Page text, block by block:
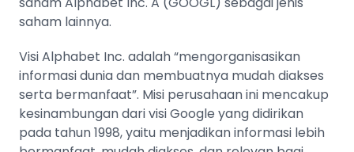
saham lainnya.
Visi Alphabet Inc. adalah “mengorganisasikan
informasi dunia dan membuatnya mudah diakses
serta bermanfaat”. Misi perusahaan ini mencakup
kesinambungan dari visi Google yang didirikan
pada tahun 1998, yaitu menjadikan informasi lebih